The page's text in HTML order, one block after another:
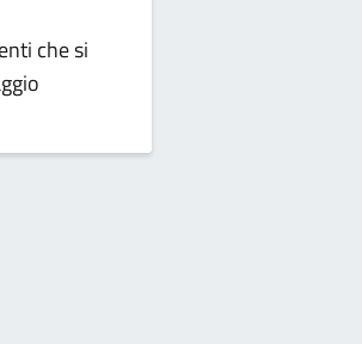
che si
ADIPISCING ELIT…